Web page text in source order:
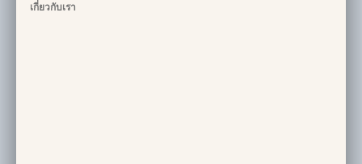
เกี่ยวกับเรา